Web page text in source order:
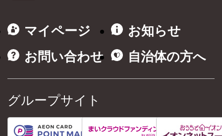
マイページ
お知らせ
お問い合わせ
自治体の方へ
グループサイト